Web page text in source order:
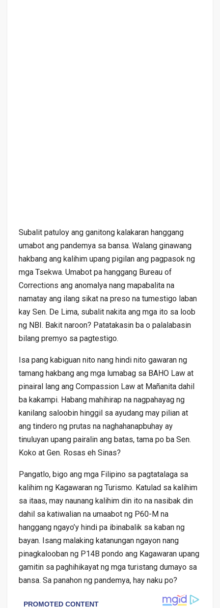
Subalit patuloy ang ganitong kalakaran hanggang
umabot ang pandemya sa bansa. Walang ginawang
hakbang ang kalihim upang pigilan ang pagpasok ng
mga Tsekwa. Umabot pa hanggang Bureau of
Corrections ang anomalya nang mapabalita na
namatay ang ilang sikat na preso na tumestigo laban
kay Sen. De Lima, subalit nakita ang mga ito sa loob
ng NBI. Bakit naroon? Patatakasin ba o palalabasin
bilang premyo sa pagtestigo.
Isa pang kabiguan nito nang hindi nito gawaran ng
tamang hakbang ang mga lumabag sa BAHO Law at
pinairal lang ang Compassion Law at Mañanita dahil
ba kakampi. Habang mahihirap na nagpahayag ng
kanilang saloobin hinggil sa ayudang may pilian at
ang tindero ng prutas na naghahanapbuhay ay
tinuluyan upang pairalin ang batas, tama po ba Sen.
Koko at Gen. Rosas eh Sinas?
Pangatlo, bigo ang mga Filipino sa pagtatalaga sa
kalihim ng Kagawaran ng Turismo. Katulad sa kalihim
sa itaas, may naunang kalihim din ito na nasibak din
dahil sa katiwalian na umaabot ng P60-M na
hanggang ngayo’y hindi pa ibinabalik sa kaban ng
bayan. Isang malaking katanungan ngayon nang
pinagkalooban ng P14B pondo ang Kagawaran upang
gamitin sa paghihikayat ng mga turistang dumayo sa
bansa. Sa panahon ng pandemya, hay naku po?